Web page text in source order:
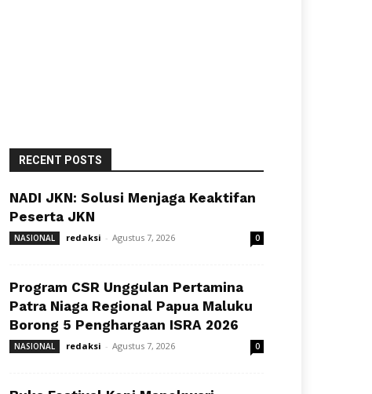
RECENT POSTS
NADI JKN: Solusi Menjaga Keaktifan
Peserta JKN
NASIONAL redaksi - Agustus 7, 2026 0
Program CSR Unggulan Pertamina
Patra Niaga Regional Papua Maluku
Borong 5 Penghargaan ISRA 2026
NASIONAL redaksi - Agustus 7, 2026 0